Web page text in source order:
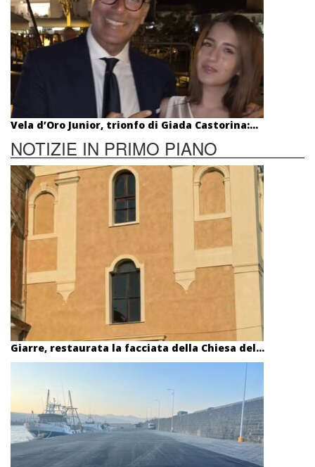
Vela d’Oro Junior, trionfo di Giada Castorina:...
NOTIZIE IN PRIMO PIANO
Giarre, restaurata la facciata della Chiesa del...